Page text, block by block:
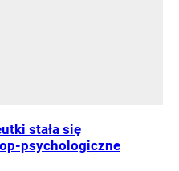
stała się
psychologiczne